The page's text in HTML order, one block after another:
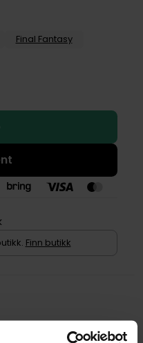
Final Fantasy
Finn butikk
4988601257282